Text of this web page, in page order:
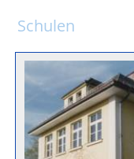
Schulen